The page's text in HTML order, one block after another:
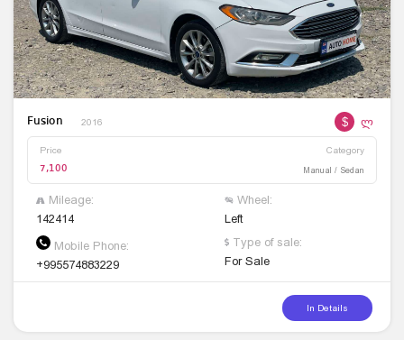
Fusion 2016 $ ლ
Price Category
7,100 Manual / Sedan
Mileage:
142414
Wheel:
Left
Mobile Phone:
+995574883229
Type of sale:
For Sale
In Details